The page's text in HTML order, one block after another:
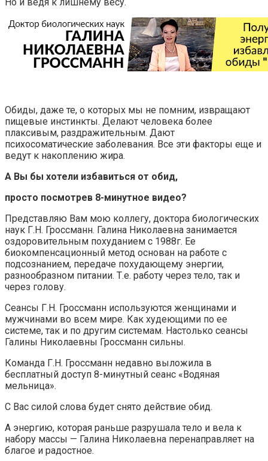
Обиды, даже те, о которых мы не помним, извращают
пищевые инстинкты. Делают человека более
плаксивым, раздражительным. Дают
психосоматические заболевания. Все эти факторы еще и
ведут к накоплению жира.
А Вы бы хотели избавиться от обид,
просто посмотрев 8-минутное видео?
Представляю Вам мою коллегу, доктора биологических
наук Г.Н. Гроссманн. Галина Николаевна занимается
оздоровительным похуданием с 1988г. Ее
биокомпенсационный метод основан на работе с
подсознанием, передаче похудающему энергии,
разнообразном питании. Т.е. работу через тело, так и
через голову.
Сеансы Г.Н. Гроссманн используются женщинами и
мужчинами во всем мире. Как худеющими по ее
системе, так и по другим системам. Настолько сеансы
Галины Николаевны Гроссманн сильны.
Команда Г.Н. Гроссманн недавно выложила в
бесплатный доступ 8-минутный сеанс «Водяная
мельница».
С Вас силой слова будет снято действие обид.
А энергию, которая раньше разрушала тело и вела к
набору массы — Галина Николаевна перенаправляет на
благое и радостное.